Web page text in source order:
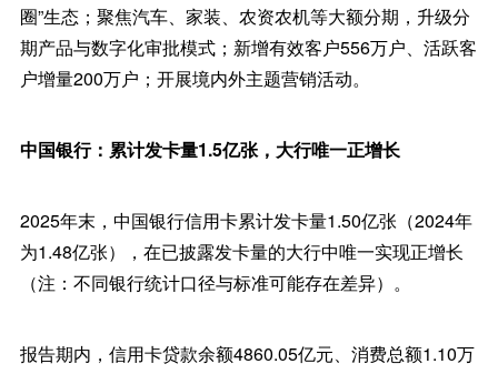
圈”生态；聚焦汽车、家装、农资农机等大额分期，升级分
期产品与数字化审批模式；新增有效客户556万户、活跃客
户增量200万户；开展境内外主题营销活动。
中国银行：累计发卡量1.5亿张，大行唯一正增长
2025年末，中国银行信用卡累计发卡量1.50亿张（2024年
为1.48亿张），在已披露发卡量的大行中唯一实现正增长
（注：不同银行统计口径与标准可能存在差异）。
报告期内，信用卡贷款余额4860.05亿元、消费总额1.10万